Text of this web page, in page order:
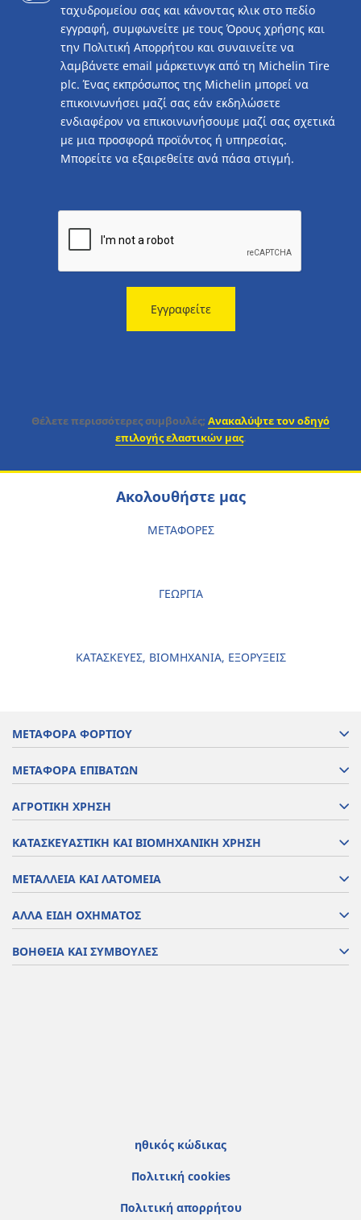
ταχυδρομείου σας και κάνοντας κλικ στο πεδίο
εγγραφή, συμφωνείτε με τους Όρους χρήσης και
την Πολιτική Απορρήτου και συναινείτε να
λαμβάνετε email μάρκετινγκ από τη Michelin Tire
plc. Ένας εκπρόσωπος της Michelin μπορεί να
επικοινωνήσει μαζί σας εάν εκδηλώσετε
ενδιαφέρον να επικοινωνήσουμε μαζί σας σχετικά
με μια προσφορά προϊόντος ή υπηρεσίας.
Μπορείτε να εξαιρεθείτε ανά πάσα στιγμή.
Εγγραφείτε
Θέλετε περισσότερες συμβουλές; Ανακαλύψτε τον οδηγό
επιλογής ελαστικών μας.
Ακολουθήστε μας
ΜΕΤΑΦΟΡΕΣ
ΓΕΩΡΓΙΑ
ΚΑΤΑΣΚΕΥΕΣ, ΒΙΟΜΗΧΑΝΙΑ, ΕΞΟΡΥΞΕΙΣ
ΜΕΤΑΦΟΡΑ ΦΟΡΤΙΟΥ
ΜΕΤΑΦΟΡΑ ΕΠΙΒΑΤΩΝ
ΑΓΡΟΤΙΚΗ ΧΡΗΣΗ
ΚΑΤΑΣΚΕΥΑΣΤΙΚΗ ΚΑΙ ΒΙΟΜΗΧΑΝΙΚΗ ΧΡΗΣΗ
ΜΕΤΑΛΛΕΙΑ ΚΑΙ ΛΑΤΟΜΕΙΑ
ΑΛΛΑ ΕΙΔΗ ΟΧΗΜΑΤΟΣ
ΒΟΗΘΕΙΑ ΚΑΙ ΣΥΜΒΟΥΛΕΣ
ηθικός κώδικας
Πολιτική cookies
Πολιτική απορρήτου